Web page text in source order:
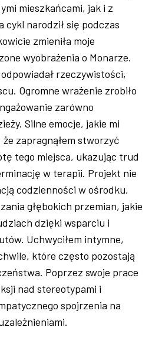
mieszkańcami, jak i z
cykl narodził się podczas
zmieniła moje
wyobrażenia o Monarze.
rzeczywistości,
Ogromne wrażenie zrobiło
zarówno
Silne emocje, jakie mi
że zapragnąłem stworzyć
ę tego miejsca, ukazując trud
w terapii. Projekt nie
codzienności w ośrodku,
głębokich przemian, jakie
dzięki wsparciu i
ów. Uchwyciłem intymne,
które często pozostają
Poprzez swoje prace
nad stereotypami i
spojrzenia na